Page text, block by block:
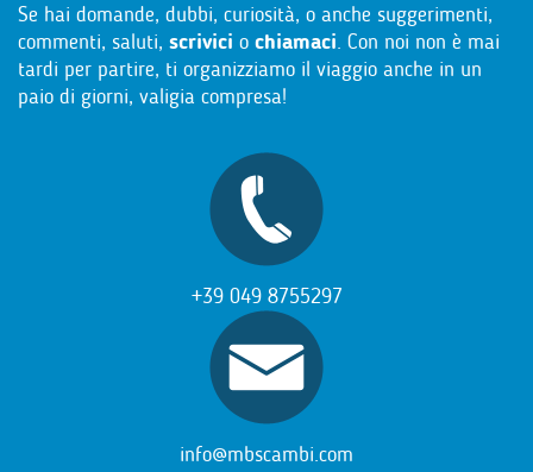
Se hai domande, dubbi, curiosità, o anche suggerimenti,
commenti, saluti, scrivici o chiamaci. Con noi non è mai
tardi per partire, ti organizziamo il viaggio anche in un
paio di giorni, valigia compresa!
+39 049 8755297
info@mbscambi.com